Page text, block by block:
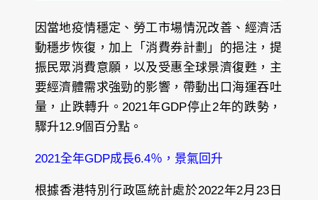
因當地疫情穩定、勞工市場情況改善、經濟活
動穩步恢復，加上「消費券計劃」的挹注，提
振民眾消費意願，以及受惠全球景濟復甦，主
要經濟體需求強勁的影響，帶動出口海運吞吐
量，止跌轉升。2021年GDP停止2年的跌勢，
驟升12.9個百分點。
2021全年GDP成長6.4％，景氣回升
根據香港特別行政區統計處於2022年2月23日